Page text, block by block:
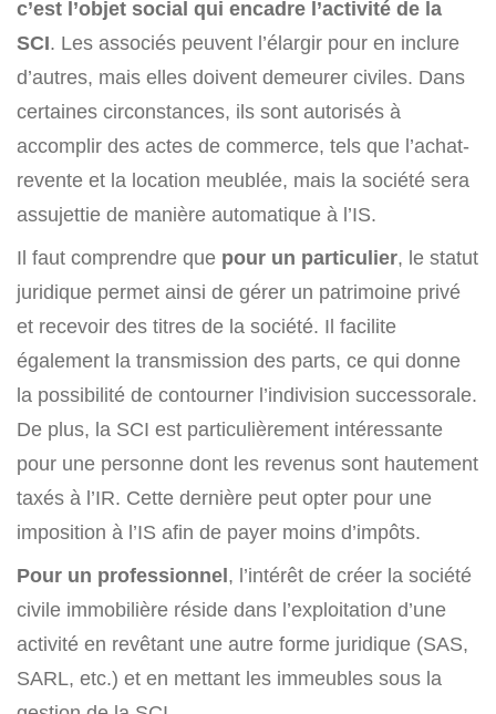
c’est l’objet social qui encadre l’activité de la
SCI. Les associés peuvent l’élargir pour en inclure
d’autres, mais elles doivent demeurer civiles. Dans
certaines circonstances, ils sont autorisés à
accomplir des actes de commerce, tels que l’achat-
revente et la location meublée, mais la société sera
assujettie de manière automatique à l’IS.
Il faut comprendre que pour un particulier, le statut
juridique permet ainsi de gérer un patrimoine privé
et recevoir des titres de la société. Il facilite
également la transmission des parts, ce qui donne
la possibilité de contourner l’indivision successorale.
De plus, la SCI est particulièrement intéressante
pour une personne dont les revenus sont hautement
taxés à l’IR. Cette dernière peut opter pour une
imposition à l’IS afin de payer moins d’impôts.
Pour un professionnel, l’intérêt de créer la société
civile immobilière réside dans l’exploitation d’une
activité en revêtant une autre forme juridique (SAS,
SARL, etc.) et en mettant les immeubles sous la